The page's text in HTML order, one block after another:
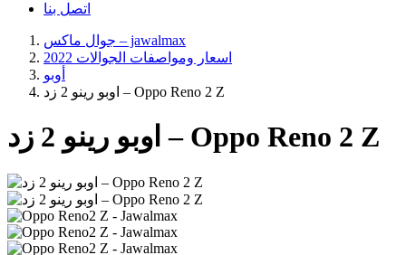
اتصل بنا
جوال ماكس – jawalmax
اسعار ومواصفات الجوالات 2022
أوبو
اوبو رينو 2 زد – Oppo Reno 2 Z
اوبو رينو 2 زد – Oppo Reno 2 Z